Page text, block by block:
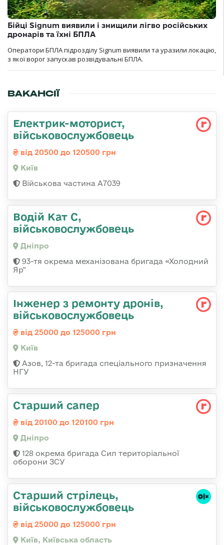
Бійці Signum виявили і знищили лігво російських
дронарів та їхні БПЛА
Оператори БПЛА підрозділу Signum виявили та уразили локацію,
з якої ворог запускав розвідувальні БПЛА.
ВАКАНСІЇ
Електрик-моторист,
військовослужбовець
від 20500 до 120500 грн
Київ
Військова частина А7039
Водій Кат С,
військовослужбовець
Дніпро
93-тя окрема механізована бригада «Холодний
Яр"
Інженер з ремонту дронів,
військовослужбовець
від 25000 до 125000 грн
Київ
Азов, 12-та бригада спеціального призначення
НГУ
Старший сапер
від 20100 до 120100 грн
Дніпро
128 окрема бригада Сил територіальної
оборони ЗСУ
Старший стрілець,
військовослужбовець
від 25000 до 125000 грн
Київ, Київська область